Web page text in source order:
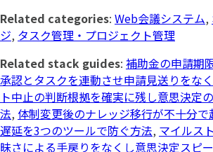
Related categories: Web会議システム,
ジ, タスク管理・プロジェクト管理
Related stack guides: 補助金の申請期
承認とタスクを連動させ申請見送りをな
ト中止の判断根拠を確実に残し意思決定
法, 体制変更後のナレッジ移行が不十分
遅延を3つのツールで防ぐ方法, マイルス
昧さによる手戻りをなくし意思決定スピ